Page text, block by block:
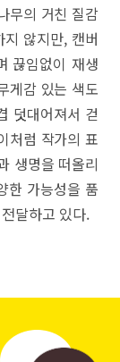
무의 거친 질감
않지만, 캔버
끊임없이 재생
게감 있는 색도
덧대어져서 걷
처럼 작가의 표
생명을 떠올리
한 가능성을 품
달하고 있다.